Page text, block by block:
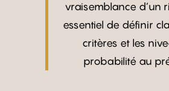
vraisemblance d’un
essentiel de définir
critères et les
probabilité au